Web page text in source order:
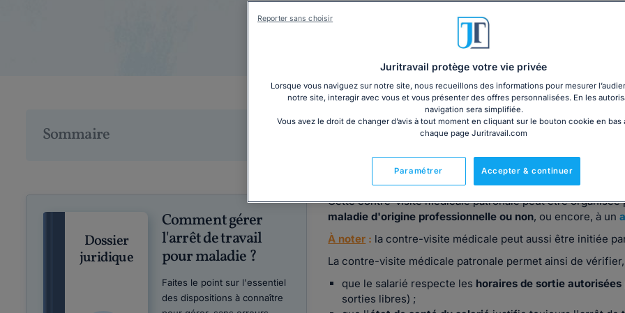
Télécharger le guide sur l'arrêt maladie
Sommaire
Dossier
juridique
Comment gérer
l'arrêt de travail
pour maladie ?
Faites le point sur l'essentiel
des dispositions à connaître
Qu'est-ce que la contre-visite médicale
La contre-visite médicale patronale est un examen
du salarié, y compris sa durée.
Cette contre-visite médicale patronale peut être
maladie d'origine professionnelle ou non, ou encore, à un
À noter : la contre-visite médicale peut aussi être initiée
La contre-visite médicale patronale permet ainsi de
que le salarié respecte les horaires de sortie autorisées
sorties libres) ;
Juritravail protège votre vie privée
Lorsque vous naviguez sur notre site, nous recueillons des informations pour mesurer
notre site, interagir avec vous et vous présenter des offres personnalisées. En les
navigation sera simplifiée.
Vous avez le droit de changer d’avis à tout moment en cliquant sur le bouton cookie en bas
chaque page Juritravail.com
Accepter & continuer
Paramétrer
Reporter sans choisir